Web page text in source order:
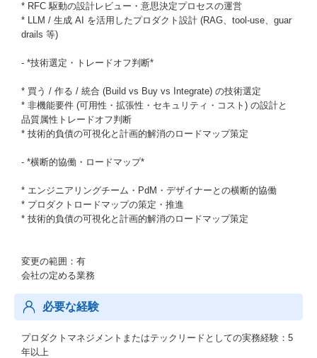
* RFC 駆動の設計レビュー・意思決定プロセスの運営
* LLM / 生成 AI を活用したプロダクト設計 (RAG、tool-use、guar
drails 等)
- *技術選定・トレードオフ判断*
* 買う / 作る / 統合 (Build vs Buy vs Integrate) の技術選定
* 非機能要件 (可用性・拡張性・セキュリティ・コスト) の設計と
品質属性トレードオフ判断
* 技術的負債の可視化と計画的解消のロードマップ策定
- *横断的協働・ロードマップ*
* エンジニアリングチーム・PdM・デザイナーとの横断的協働
* プロダクトロードマップの策定・推進
* 技術的負債の可視化と計画的解消のロードマップ策定
変更の範囲：有
会社の定める業務
必要な経験
プロダクトマネジメントまたはテックリードとしての実務経験：5
年以上